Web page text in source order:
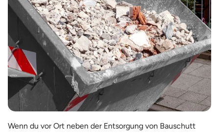
Wenn du vor Ort neben der Entsorgung von Bauschutt